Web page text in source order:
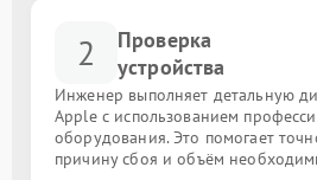
2
Проверка
устройства
Инженер выполняет детальную
Apple с использованием
оборудования. Это помогает
причину сбоя и объём